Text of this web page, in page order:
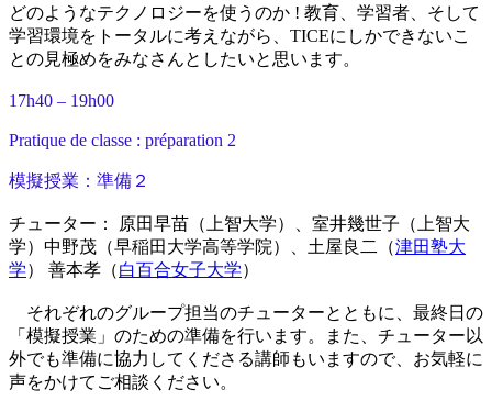
どのようなテクノロジーを使うのか ! 教育、学習者、そして
学習環境をトータルに考えながら、TICEにしかできないこ
との見極めをみなさんとしたいと思います。
17h40 – 19h00
Pratique de classe : préparation 2
模擬授業：準備２
チューター： 原田早苗（上智大学）、室井幾世子（上智大
学）中野茂（早稲田大学高等学院）、土屋良二（津田塾大
学） 善本孝（白百合女子大学）
それぞれのグループ担当のチューターとともに、最終日の
「模擬授業」のための準備を行います。また、チューター以
外でも準備に協力してくださる講師もいますので、お気軽に
声をかけてご相談ください。